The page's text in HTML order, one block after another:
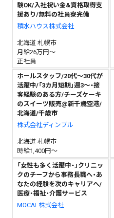
験OK/入社祝い金&資格取得支
援あり/無料の社員寮完備
積水ハウス株式会社
北海道 札幌市
月給26万円～
正社員
ホールスタッフ/20代～30代が
活躍中/「3カ月短期」週3～・接
客経験のある方/チーズケーキ
のスイーツ販売@新千歳空港/
北海道/千歳市
株式会社ディンプル
北海道 札幌市
時給1,400円～
「女性も多く活躍中・」クリニッ
クのチーフから事務長職へ・あ
なたの経験を次のキャリアへ/
医療・福祉・介護サービス
MOCAL株式会社